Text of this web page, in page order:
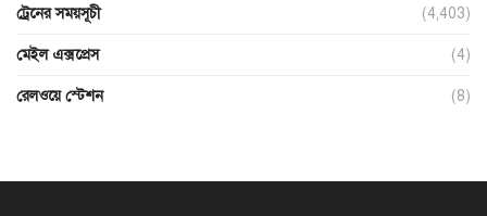
ট্রেনের সময়সূচী (4,403)
মেইল এক্সপ্রেস (4)
রেলওয়ে স্টেশন (8)